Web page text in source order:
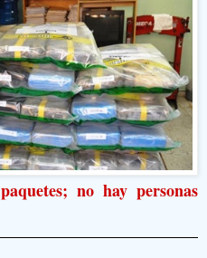
paquetes; no hay personas